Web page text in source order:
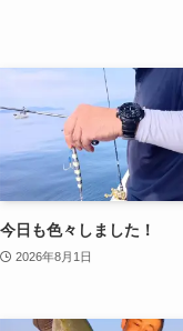
今日も色々しました！
2026年8月1日